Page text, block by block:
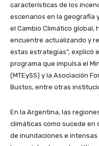
características de los
escenarios en la geografía
el Cambio Climático global,
encuentre actualizando y
estas estrategias”, explicó
programa que impulsa el
(MTEySS) y la Asociación
Bustos, entre otras
En la Argentina, las
climáticas como sucede en
de inundaciones e